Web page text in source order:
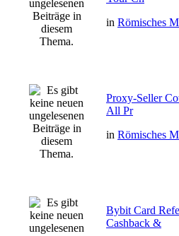
in Römisches
Proxy-Seller
All Pr
in Römisches
Bybit Card
Cashback &